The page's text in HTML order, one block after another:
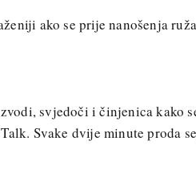
ako se prije nanošenja
svjedoči i činjenica kako
Svake dvije minute proda